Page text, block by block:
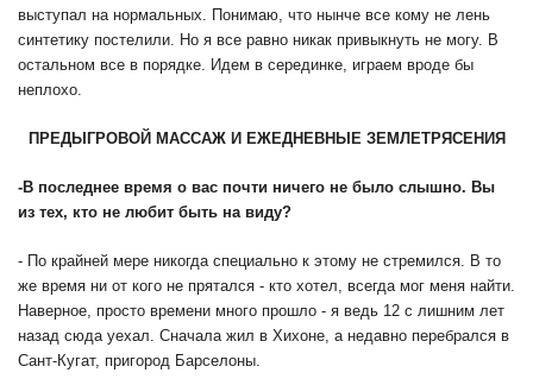
выступал на нормальных. Понимаю, что нынче все кому не лень
синтетику постелили. Но я все равно никак привыкнуть не могу. В
остальном все в порядке. Идем в серединке, играем вроде бы
неплохо.
ПРЕДЫГРОВОЙ МАССАЖ И ЕЖЕДНЕВНЫЕ ЗЕМЛЕТРЯСЕНИЯ
-В последнее время о вас почти ничего не было слышно. Вы
из тех, кто не любит быть на виду?
- По крайней мере никогда специально к этому не стремился. В то
же время ни от кого не прятался - кто хотел, всегда мог меня найти.
Наверное, просто времени много прошло - я ведь 12 с лишним лет
назад сюда уехал. Сначала жил в Хихоне, а недавно перебрался в
Сант-Кугат, пригород Барселоны.